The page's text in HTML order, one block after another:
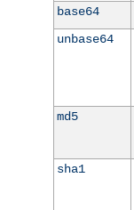
base64
unbase64
md5
sha1